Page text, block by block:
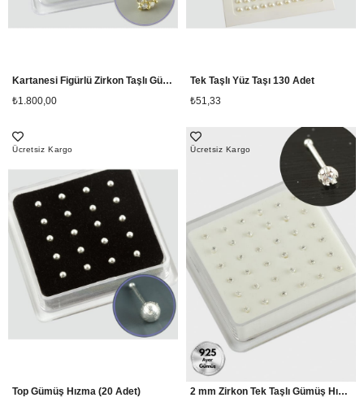
Kartanesi Figürlü Zirkon Taşlı Gümüş Hızma (20 Adet)
₺1.800,00
Tek Taşlı Yüz Taşı 130 Adet
₺51,33
Top Gümüş Hızma (20 Adet)
Ücretsiz Kargo
2 mm Zirkon Tek Taşlı Gümüş Hızma 36 Adet
Ücretsiz Kargo